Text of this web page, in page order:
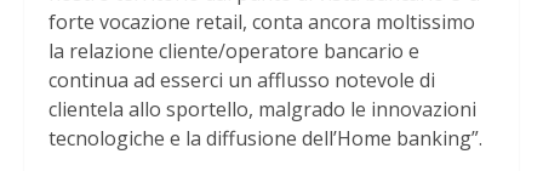
forte vocazione retail, conta ancora moltissimo
la relazione cliente/operatore bancario e
continua ad esserci un afflusso notevole di
clientela allo sportello, malgrado le innovazioni
tecnologiche e la diffusione dell’Home banking”.